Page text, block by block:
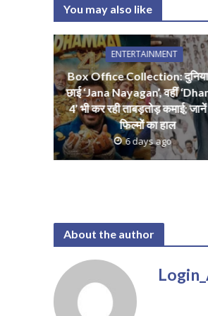
s
A
p
p
You may also like
ENTERTAINMENT
Box Office Collection:
छाई ‘Jana Nayagan’, वहीं
4’ भी कर रही ताबड़तोड़ कमाई; जानें
फिल्मों का हाल
6 days ago
About the author